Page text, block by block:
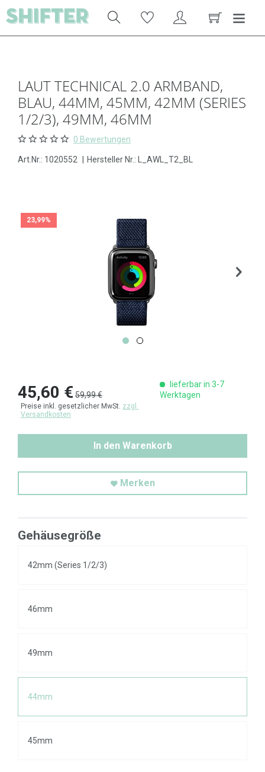
LAUT TECHNICAL 2.0 ARMBAND,
BLAU, 44MM, 45MM, 42MM (SERIES
1/2/3), 49MM, 46MM
0 Bewertungen
Art.Nr.: 1020552 Hersteller Nr.: L_AWL_T2_BL
23,99%
45,60 €59,99 €
Preise inkl. gesetzlicher MwSt. zzgl.
Versandkosten
lieferbar in 3-7
Werktagen
In den Warenkorb
Merken
Gehäusegröße
42mm (Series 1/2/3)
46mm
49mm
44mm
45mm